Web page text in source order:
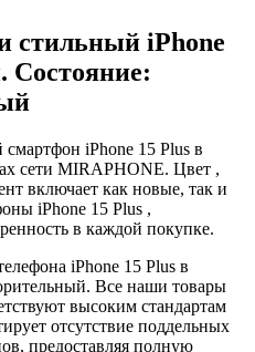
стильный iPhone
Состояние:
iPhone 15 Plus в
сети MIRAPHONE. Цвет ,
включает как новые, так и
iPhone 15 Plus ,
в каждой покупке.
iPhone 15 Plus в
Все наши товары
высоким стандартам
отсутствие поддельных
предоставляя полную